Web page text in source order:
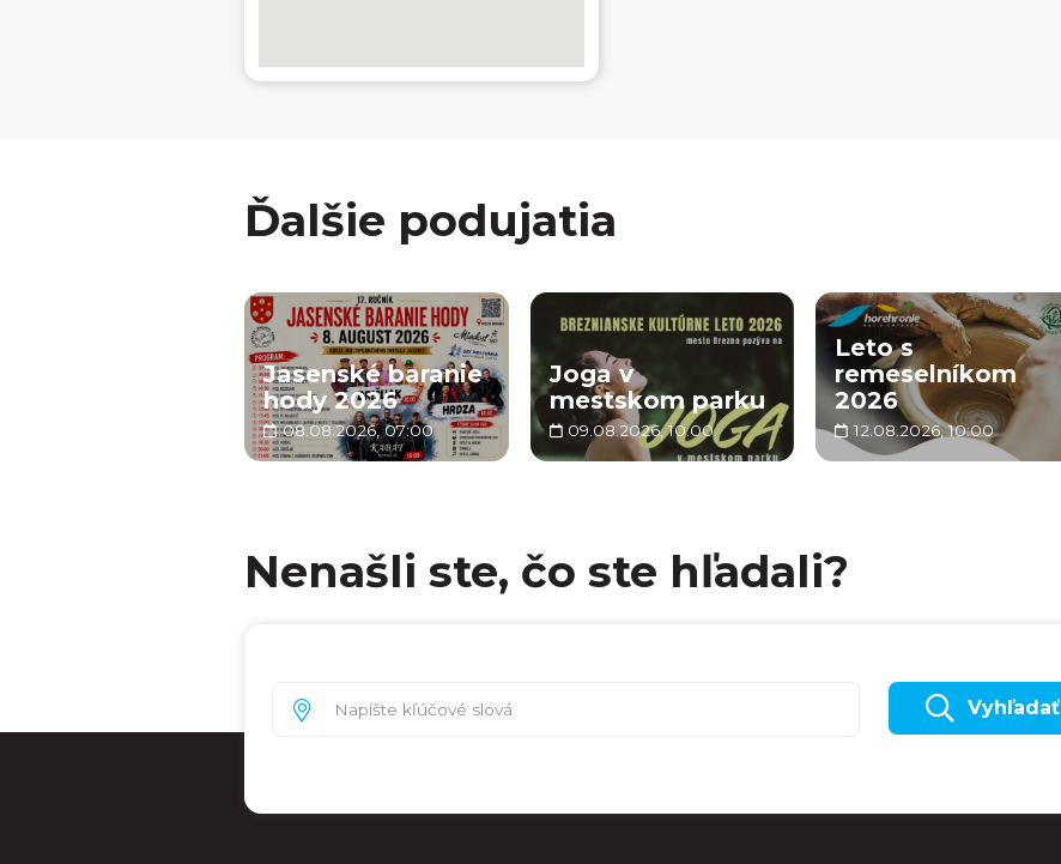
Ďalšie podujatia
Jasenské baranie
hody 2026
08.08.2026, 07:00
Joga v
mestskom parku
09.08.2026, 10:00
Leto s
remeselníkom
2026
12.08.2026, 10:00
Nenašli ste, čo ste hľadali?
Vyhľadať